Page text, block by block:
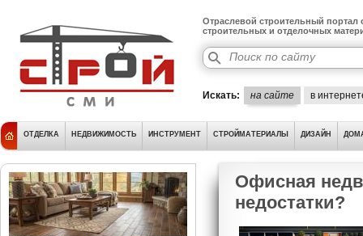
Отраслевой строительный портал
строительных и отделочных
Искать: на сайте в
ОТДЕЛКА НЕДВИЖИМОСТЬ ИНСТРУМЕНТ СТРОЙМАТЕРИАЛЫ ДИЗАЙН
Офисная
недостатки?